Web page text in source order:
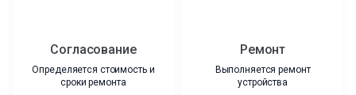
Согласование
Определяется стоимость и
сроки ремонта
Ремонт
Выполняется ремонт
устройства